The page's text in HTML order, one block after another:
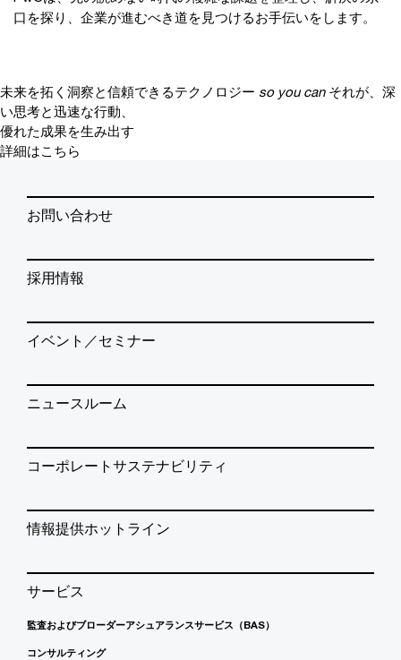
口を探り、企業が進むべき道を見つけるお手伝いをします。
未来を拓く洞察と信頼できるテクノロジー so you can それが、深
い思考と迅速な行動、
優れた成果を生み出す
詳細はこちら
お問い合わせ
採用情報
イベント／セミナー
ニュースルーム
コーポレートサステナビリティ
情報提供ホットライン
サービス
監査およびブローダーアシュアランスサービス（BAS）
コンサルティング